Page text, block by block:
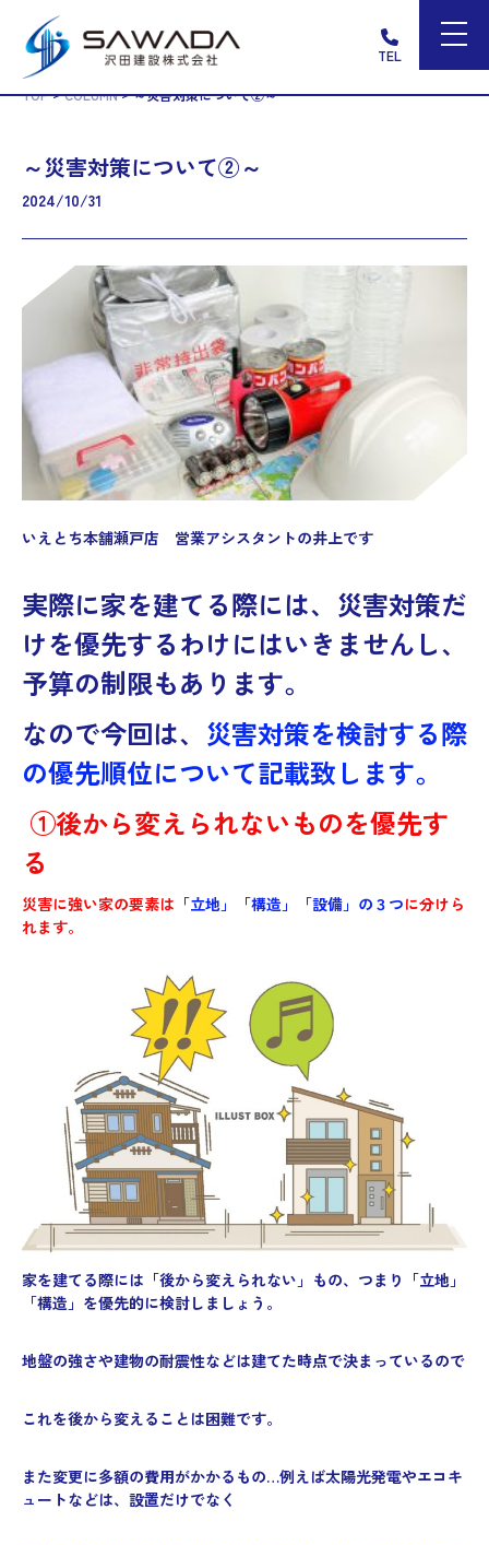
TEL
TOP>COLUMN>～災害対策について②～
～災害対策について②～
2024/10/31
いえとち本舗瀬戸店 営業アシスタントの井上です
実際に家を建てる際には、災害対策だ
けを優先するわけにはいきませんし、
予算の制限もあります。
なので今回は、 災害対策を検討する際
の優先順位について記載致します。
①後から変えられないものを優先す
る
災害に強い家の要素は 「立地」「構造」「設備」の３つに分けら
れます。
家を建てる際には「後から変えられない」もの、つまり「立地」
「構造」を優先的に検討しましょう。
地盤の強さや建物の耐震性などは建てた時点で決まっているので
これを後から変えることは困難です。
また変更に多額の費用がかかるもの…例えば太陽光発電やエコキ
ュートなどは、設置だけでなく